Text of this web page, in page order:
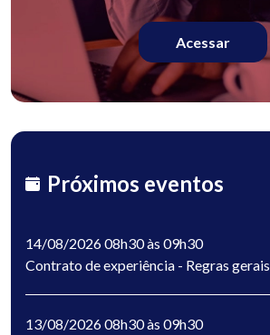
Acessar
Próximos eventos
14/08/2026 08h30 às 09h30
Contrato de experiência - Regras gerais
13/08/2026 08h30 às 09h30